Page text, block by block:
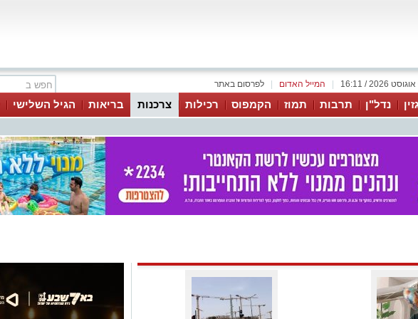
לפרסום באתר המייל האדום
נדל"ן תרבות תמוז הקמפוס רכילות צרכנות בריאות הגיל השלישי